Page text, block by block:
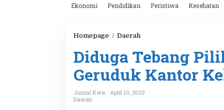
Ekonomi Pendidikan Peristiwa Kesehatan
Homepage / Daerah
d
u
T
Diduga Tebang
Geruduk Kantor
Jurnal Kota
April 10, 2023
Daerah